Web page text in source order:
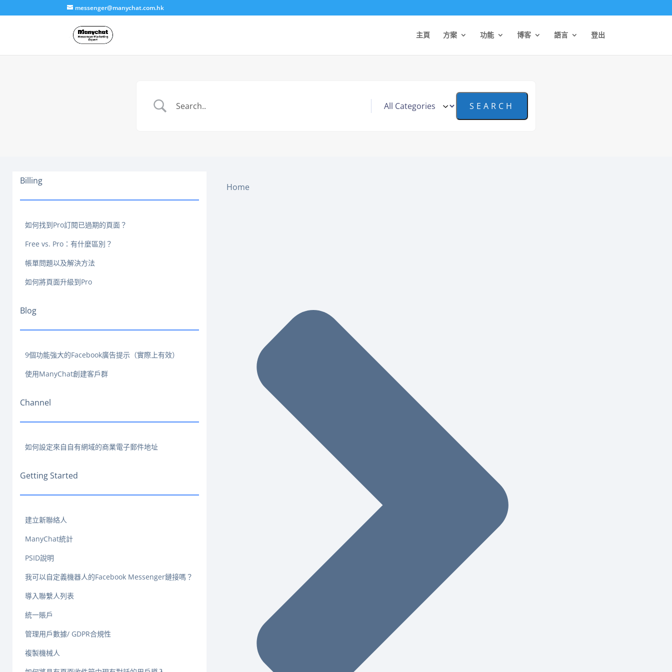
messenger@manychat.com.hk
主頁 方案 功能 博客 語言 登出
Billing
如何找到Pro訂閱已過期的頁面？
Free vs. Pro：有什麼區別？
帳單問題以及解決方法
如何將頁面升級到Pro
Blog
9個功能強大的Facebook廣告提示（實際上有效）
使用ManyChat創建客戶群
Channel
如何設定來自自有網域的商業電子郵件地址
Getting Started
建立新聯絡人
ManyChat統計
PSID說明
我可以自定義機器人的Facebook Messenger鏈接嗎？
導入聯繫人列表
統一賬戶
管理用戶數據/ GDPR合規性
複製機械人
Home